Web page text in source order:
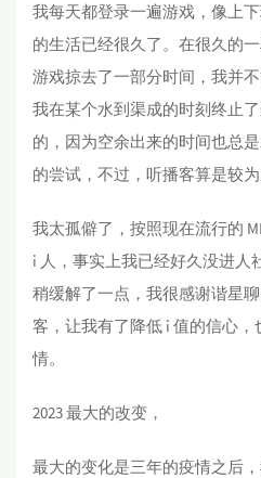
我每天都登录一遍游戏，像上
的生活已经很久了。在很久的
游戏掠去了一部分时间，我并
我在某个水到渠成的时刻终止
的，因为空余出来的时间也总
的尝试，不过，听播客算是较为
我太孤僻了，按照现在流行的
i 人，事实上我已经好久没进人
稍缓解了一点，我很感谢谐星
客，让我有了降低 i 值的信心
情。
2023 最大的改变，
最大的变化是三年的疫情之后